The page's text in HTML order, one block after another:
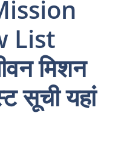
List
मिशन
सूची यहां